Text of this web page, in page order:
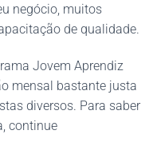
negócio, muitos
de qualidade.
Jovem Aprendiz
mensal bastante justa
diversos. Para saber
continue